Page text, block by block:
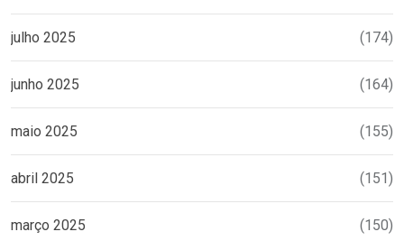
julho 2025 (174)
junho 2025 (164)
maio 2025 (155)
abril 2025 (151)
março 2025 (150)